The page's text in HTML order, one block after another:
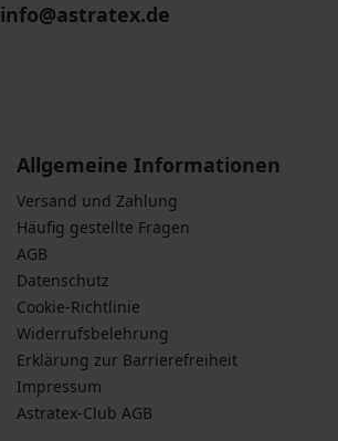
info@astratex.de
Allgemeine Informationen
Versand und Zahlung
Häufig gestellte Fragen
AGB
Datenschutz
Cookie-Richtlinie
Widerrufsbelehrung
Erklärung zur Barrierefreiheit
Impressum
Astratex-Club AGB